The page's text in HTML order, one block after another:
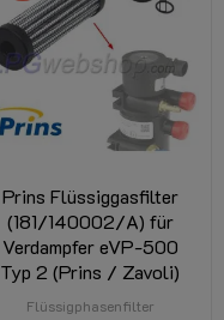
Prins Flüssiggasfilter
(181/140002/A) für
Verdampfer eVP-500
Typ 2 (Prins / Zavoli)
Flüssigphasenfilter